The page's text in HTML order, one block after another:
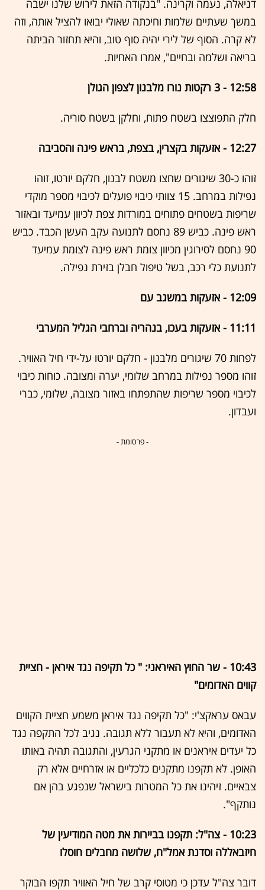
דניאלה, נעמה וקרינה. "בנקודה הזאת לירוש שלנו ישבה
במשך שעתיים שלמות וחיכתה שאולי יבואו להציל אותה, וזה
לא קרה. הסוף של לירי יהיה סוף טוב, והיא תחזור הביתה
בריאה ושלמה ובחיים", אמרו האחיות.
12:58 - 3 רקטות נורו מלבנון לצפון הגולן
חלק התפוצצו בשטח פתוח, וחלקן בשטח סוריה.
12:27 - אזעקות בקצרין, בצפת, בראש פינה והסביבה
זוהו כ-30 שיגורים שחצו משטח לבנון, חלקם יורטו, זוהו
נפילות במרחב. 15 צוותי כיבוי פועלים לכיבוי מספר מוקדי
שריפות בשטחים פתוחים במורדות צפת לכיוון עמיעד ובאזור
ראש פינה. כביש 89 נחסם לתנועה עקב העשן הכבד. כביש
90 נחסם לסירוגין מכיוון צומת ראש פינה לצומת עמיעד
לתנועת כלי רכב, בשל טיפול חבלן בזירת נפילה.
12:09 - אזעקות במשגב עם
11:11 - אזעקות בעכו, בנהריה וברחבי הגליל המערבי
לפחות 70 שיגורים מלבנון - חלקם יורטו על-ידי חיל האוויר.
זוהו מספר נפילות במרחב שלומי, יערה ומצובה. כוחות כיבוי
לכיבוי מספר שריפות שהתפתחו באזור מצובה, שלומי, כברי
ועבדון.
- פרסומת -
10:43 - שר החוץ האיראני: " כל תקיפה נגד איראן - חציית
קווים האדומים"
עבאס עראקצ'י: "כל תקיפה נגד איראן משמע חציית הקווים
האדומים, והיא לא תעבור ללא תגובה. נגיב לכל התקפה נגד
כל יעדים איראנים או מתקני הגרעין, והתגובה תהיה באותו
האופן. לא תקפנו מתקנים כלכליים או אזרחיים אלא רק
צבאיים. זיהינו את כל המטרות בישראל שנפגע בהן אם
נותקף".
10:23 - צה"ל: תקפנו בביירות את מטה המודיעין של
חיזבאללה וסדנת אמל"ח, שלושה מחבלים חוסלו
דובר צה"ל עדכן כי מטוסי קרב של חיל האוויר תקפו הבוקר